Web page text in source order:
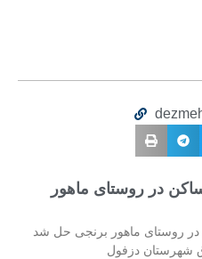
در روستای ماهور
روستای ماهور برنجی حل شد
شهرستان دزفول